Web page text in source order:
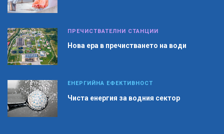
ПРЕЧИСТВАТЕЛНИ СТАНЦИИ
Нова ера в пречистването на води
ЕНЕРГИЙНА ЕФЕКТИВНОСТ
Чиста енергия за водния сектор